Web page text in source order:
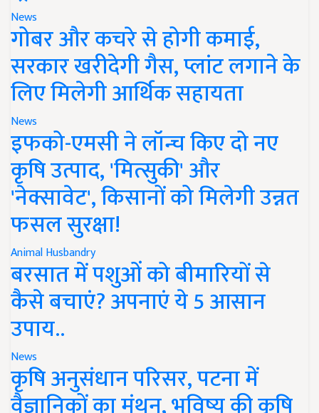
News
गोबर और कचरे से होगी कमाई,
सरकार खरीदेगी गैस, प्लांट लगाने के
लिए मिलेगी आर्थिक सहायता
News
इफको-एमसी ने लॉन्च किए दो नए
कृषि उत्पाद, 'मित्सुकी' और
'नेक्सावेट', किसानों को मिलेगी उन्नत
फसल सुरक्षा!
Animal Husbandry
बरसात में पशुओं को बीमारियों से
कैसे बचाएं? अपनाएं ये 5 आसान
उपाय..
News
कृषि अनुसंधान परिसर, पटना में